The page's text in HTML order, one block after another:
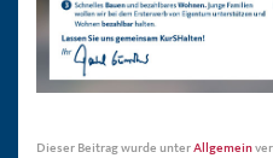
Dieser Beitrag wurde unterAllgemein